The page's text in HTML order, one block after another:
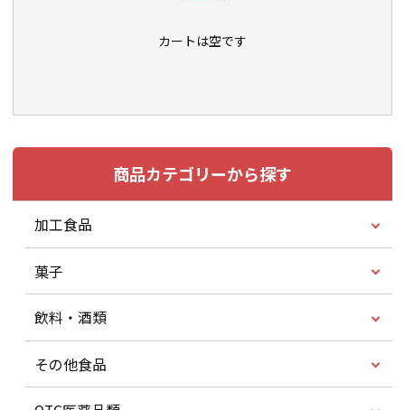
カートは空です
商品カテゴリーから探す
加工食品
菓子
飲料・酒類
その他食品